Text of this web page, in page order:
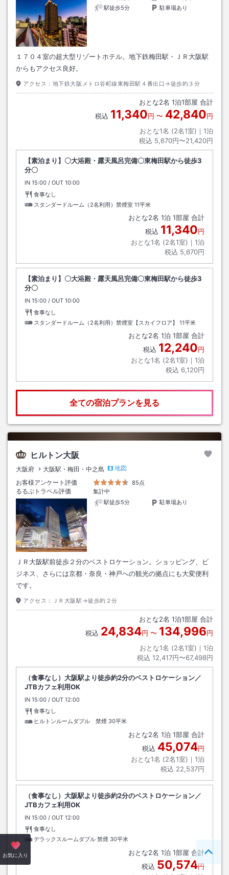
駅徒歩5分
駐車場あり
１７０４室の超大型リゾートホテル。地下鉄梅田駅・ＪＲ大阪駅
からもアクセス良好。
アクセス： 地下鉄大阪メトロ谷町線東梅田駅４番出口→徒歩約３分
おとな2名 1泊1部屋 合計
税込 11,340円 〜 42,840円
おとな1名 (2名1室)｜ 1泊
税込 5,670円〜21,420円
【素泊まり】〇大浴殿・露天風呂完備〇東梅田駅から徒歩3
分〇
IN チェックイン
15:00 / OUT チェックアウト
10:00
食事なし
スタンダードルーム（2名利用）禁煙室 11平米
おとな2名 1泊 1部屋 合計
税込 11,340円
おとな1名 (2名1室)｜ 1泊
税込 5,670円
【素泊まり】〇大浴殿・露天風呂完備〇東梅田駅から徒歩3
分〇
IN チェックイン
15:00 / OUT チェックアウト
10:00
食事なし
スタンダードルーム（2名利用）禁煙室【スカイフロア】
11平米
おとな2名 1泊 1部屋 合計
税込 12,240円
おとな1名 (2名1室)｜ 1泊
税込 6,120円
全ての宿泊プランを見る
ヒルトン大阪
大阪府 大阪駅・梅田・中之島
地図
お客様アンケート評価
85点
るるぶトラベル評価
集計中
駅徒歩5分
駐車場あり
ＪＲ大阪駅前徒歩２分のベストロケーション。ショッピング、ビ
ジネス、さらには京都・奈良・神戸への観光の拠点にも大変便利
です。
アクセス： ＪＲ大阪駅→徒歩約２分
おとな2名 1泊1部屋 合計
税込 24,834円 〜 134,996円
おとな1名 (2名1室)｜ 1泊
税込 12,417円〜67,498円
（食事なし）大阪駅より徒歩約2分のベストロケーション／
JTBカフェ利用OK
IN チェックイン
15:00 / OUT チェックアウト
12:00
食事なし
ヒルトンルームダブル 禁煙 30平米
おとな2名 1泊 1部屋 合計
税込 45,074円
おとな1名 (2名1室)｜ 1泊
税込 22,537円
（食事なし）大阪駅より徒歩約2分のベストロケーション／
JTBカフェ利用OK
IN チェックイン
15:00 / OUT チェックアウト
12:00
食事なし
デラックスルームダブル 禁煙 30平米
おとな2名 1泊 1部屋 合計
税込 50,574円
お気に入り ペー